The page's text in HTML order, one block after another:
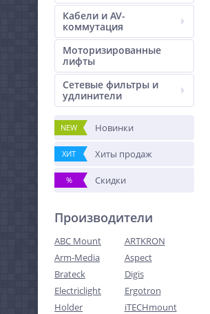
Кабели и AV-
коммутация
Моторизированные
лифты
Сетевые фильтры и
удлинители
NEW Новинки
ХИТ Хиты продаж
% Скидки
Производители
ABC Mount
ARTKRON
Arm-Media
Aspect
Brateck
Digis
Electriclight
Ergotron
Holder
iTECHmount